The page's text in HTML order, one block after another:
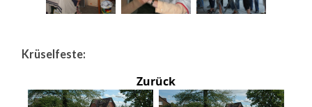
Krüselfeste:
Zurück